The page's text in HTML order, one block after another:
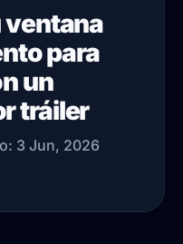
ventana
para
un
tráiler
3 Jun, 2026